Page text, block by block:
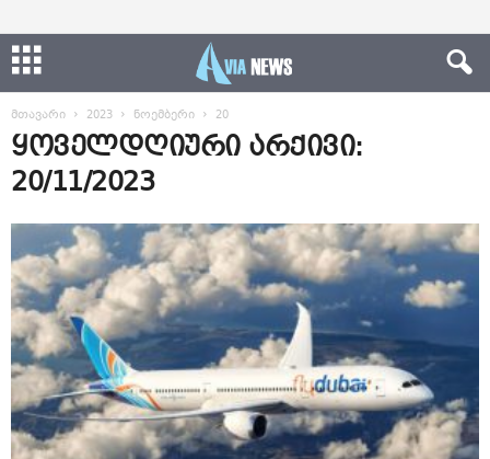
მთავარი 2023 ნოემბერი 20
ყოველდღიური არქივი:
20/11/2023